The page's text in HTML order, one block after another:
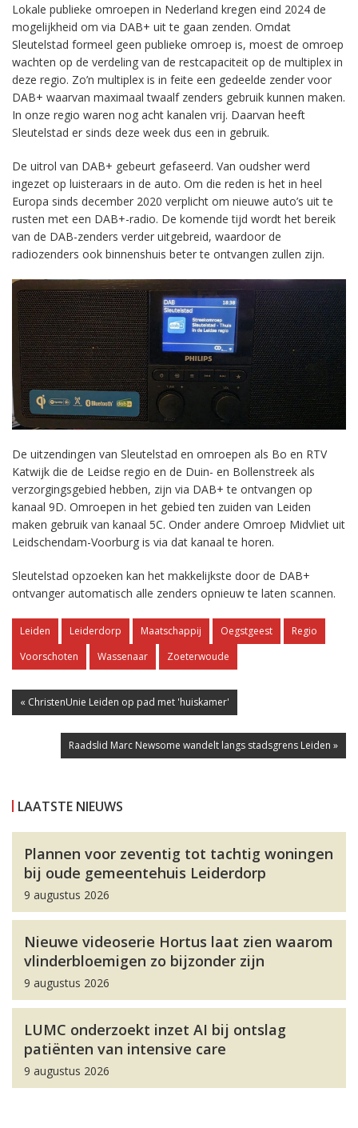
Lokale publieke omroepen in Nederland kregen eind 2024 de
mogelijkheid om via DAB+ uit te gaan zenden. Omdat
Sleutelstad formeel geen publieke omroep is, moest de omroep
wachten op de verdeling van de restcapaciteit op de multiplex in
deze regio. Zo’n multiplex is in feite een gedeelde zender voor
DAB+ waarvan maximaal twaalf zenders gebruik kunnen maken.
In onze regio waren nog acht kanalen vrij. Daarvan heeft
Sleutelstad er sinds deze week dus een in gebruik.
De uitrol van DAB+ gebeurt gefaseerd. Van oudsher werd
ingezet op luisteraars in de auto. Om die reden is het in heel
Europa sinds december 2020 verplicht om nieuwe auto’s uit te
rusten met een DAB+-radio. De komende tijd wordt het bereik
van de DAB-zenders verder uitgebreid, waardoor de
radiozenders ook binnenshuis beter te ontvangen zullen zijn.
De uitzendingen van Sleutelstad en omroepen als Bo en RTV
Katwijk die de Leidse regio en de Duin- en Bollenstreek als
verzorgingsgebied hebben, zijn via DAB+ te ontvangen op
kanaal 9D. Omroepen in het gebied ten zuiden van Leiden
maken gebruik van kanaal 5C. Onder andere Omroep Midvliet uit
Leidschendam-Voorburg is via dat kanaal te horen.
Sleutelstad opzoeken kan het makkelijkste door de DAB+
ontvanger automatisch alle zenders opnieuw te laten scannen.
Leiden Leiderdorp Maatschappij Oegstgeest
Regio
Voorschoten
Wassenaar Zoeterwoude
« ChristenUnie Leiden op pad met 'huiskamer'
Raadslid Marc Newsome wandelt langs stadsgrens Leiden »
LAATSTE NIEUWS
Plannen voor zeventig tot tachtig woningen
bij oude gemeentehuis Leiderdorp
9 augustus 2026
Nieuwe videoserie Hortus laat zien waarom
vlinderbloemigen zo bijzonder zijn
9 augustus 2026
LUMC onderzoekt inzet AI bij ontslag
patiënten van intensive care
9 augustus 2026